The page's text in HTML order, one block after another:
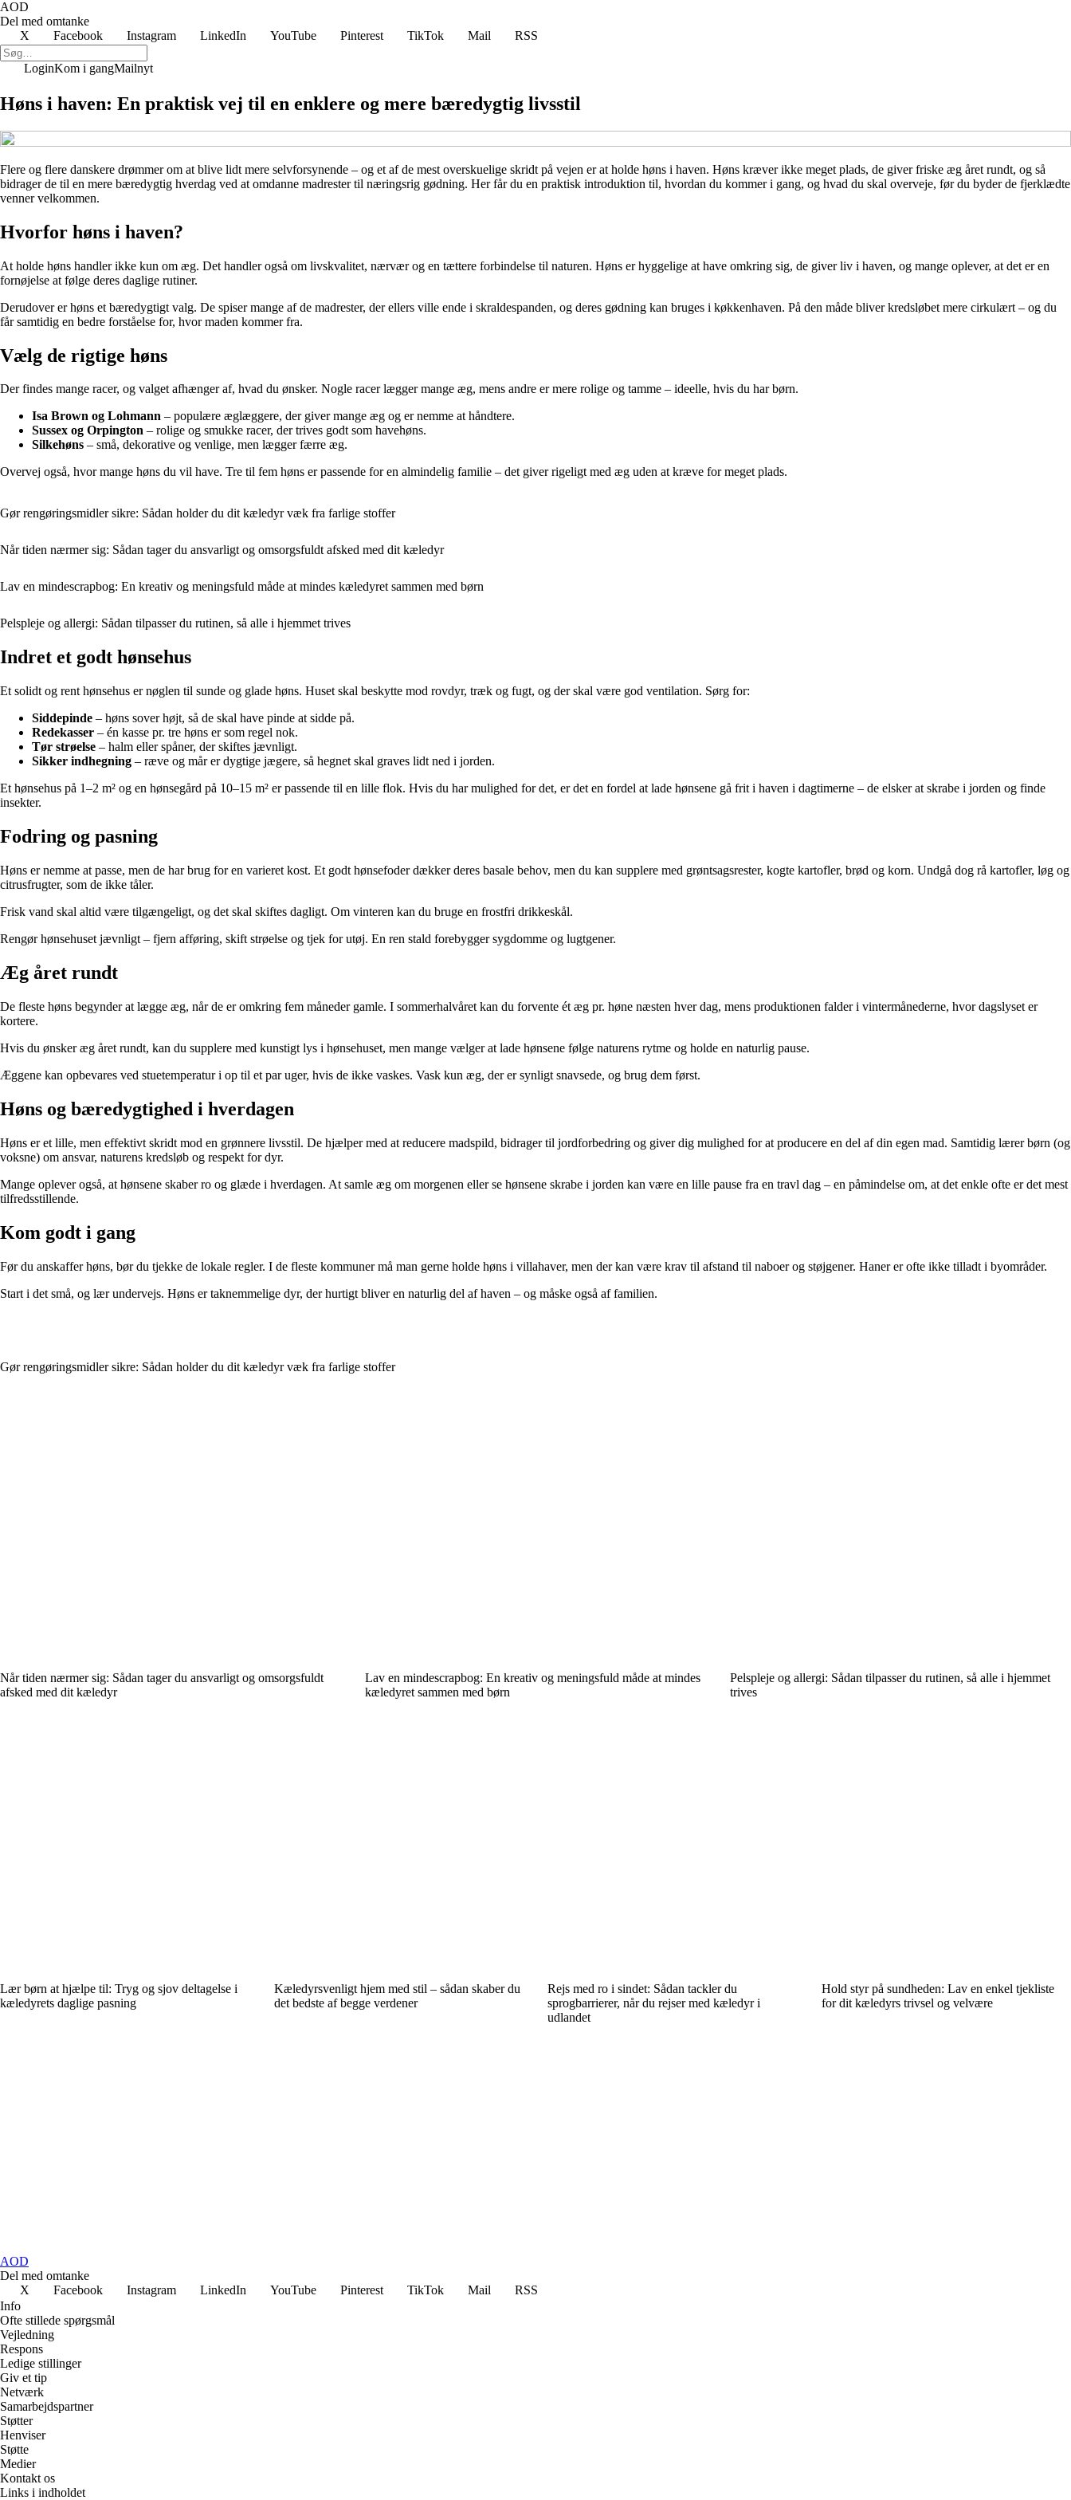
AOD
Del med omtanke
X
Facebook Instagram LinkedIn YouTube Pinterest TikTok Mail RSS
LoginKom i gangMailnyt
Høns i haven: En praktisk vej til en enklere og mere bæredygtig livsstil
Flere og flere danskere drømmer om at blive lidt mere selvforsynende – og et af de mest overskuelige skridt på vejen er at holde høns i haven. Høns kræver ikke meget plads, de giver friske æg året rundt, og så
bidrager de til en mere bæredygtig hverdag ved at omdanne madrester til næringsrig gødning. Her får du en praktisk introduktion til, hvordan du kommer i gang, og hvad du skal overveje, før du byder de fjerklædte
venner velkommen.
Hvorfor høns i haven?
At holde høns handler ikke kun om æg. Det handler også om livskvalitet, nærvær og en tættere forbindelse til naturen. Høns er hyggelige at have omkring sig, de giver liv i haven, og mange oplever, at det er en
fornøjelse at følge deres daglige rutiner.
Derudover er høns et bæredygtigt valg. De spiser mange af de madrester, der ellers ville ende i skraldespanden, og deres gødning kan bruges i køkkenhaven. På den måde bliver kredsløbet mere cirkulært – og du
får samtidig en bedre forståelse for, hvor maden kommer fra.
Vælg de rigtige høns
Der findes mange racer, og valget afhænger af, hvad du ønsker. Nogle racer lægger mange æg, mens andre er mere rolige og tamme – ideelle, hvis du har børn.
Isa Brown og Lohmann – populære æglæggere, der giver mange æg og er nemme at håndtere.
Sussex og Orpington – rolige og smukke racer, der trives godt som havehøns.
Silkehøns – små, dekorative og venlige, men lægger færre æg.
Overvej også, hvor mange høns du vil have. Tre til fem høns er passende for en almindelig familie – det giver rigeligt med æg uden at kræve for meget plads.
Gør rengøringsmidler sikre: Sådan holder du dit kæledyr væk fra farlige stoffer
Når tiden nærmer sig: Sådan tager du ansvarligt og omsorgsfuldt afsked med dit kæledyr
Lav en mindescrapbog: En kreativ og meningsfuld måde at mindes kæledyret sammen med børn
Pelspleje og allergi: Sådan tilpasser du rutinen, så alle i hjemmet trives
Indret et godt hønsehus
Et solidt og rent hønsehus er nøglen til sunde og glade høns. Huset skal beskytte mod rovdyr, træk og fugt, og der skal være god ventilation. Sørg for:
Siddepinde – høns sover højt, så de skal have pinde at sidde på.
Redekasser – én kasse pr. tre høns er som regel nok.
Tør strøelse – halm eller spåner, der skiftes jævnligt.
Sikker indhegning – ræve og mår er dygtige jægere, så hegnet skal graves lidt ned i jorden.
Et hønsehus på 1–2 m² og en hønsegård på 10–15 m² er passende til en lille flok. Hvis du har mulighed for det, er det en fordel at lade hønsene gå frit i haven i dagtimerne – de elsker at skrabe i jorden og finde
insekter.
Fodring og pasning
Høns er nemme at passe, men de har brug for en varieret kost. Et godt hønsefoder dækker deres basale behov, men du kan supplere med grøntsagsrester, kogte kartofler, brød og korn. Undgå dog rå kartofler, løg og
citrusfrugter, som de ikke tåler.
Frisk vand skal altid være tilgængeligt, og det skal skiftes dagligt. Om vinteren kan du bruge en frostfri drikkeskål.
Rengør hønsehuset jævnligt – fjern afføring, skift strøelse og tjek for utøj. En ren stald forebygger sygdomme og lugtgener.
Æg året rundt
De fleste høns begynder at lægge æg, når de er omkring fem måneder gamle. I sommerhalvåret kan du forvente ét æg pr. høne næsten hver dag, mens produktionen falder i vintermånederne, hvor dagslyset er
kortere.
Hvis du ønsker æg året rundt, kan du supplere med kunstigt lys i hønsehuset, men mange vælger at lade hønsene følge naturens rytme og holde en naturlig pause.
Æggene kan opbevares ved stuetemperatur i op til et par uger, hvis de ikke vaskes. Vask kun æg, der er synligt snavsede, og brug dem først.
Høns og bæredygtighed i hverdagen
Høns er et lille, men effektivt skridt mod en grønnere livsstil. De hjælper med at reducere madspild, bidrager til jordforbedring og giver dig mulighed for at producere en del af din egen mad. Samtidig lærer børn (og
voksne) om ansvar, naturens kredsløb og respekt for dyr.
Mange oplever også, at hønsene skaber ro og glæde i hverdagen. At samle æg om morgenen eller se hønsene skrabe i jorden kan være en lille pause fra en travl dag – en påmindelse om, at det enkle ofte er det mest
tilfredsstillende.
Kom godt i gang
Før du anskaffer høns, bør du tjekke de lokale regler. I de fleste kommuner må man gerne holde høns i villahaver, men der kan være krav til afstand til naboer og støjgener. Haner er ofte ikke tilladt i byområder.
Start i det små, og lær undervejs. Høns er taknemmelige dyr, der hurtigt bliver en naturlig del af haven – og måske også af familien.
Gør rengøringsmidler sikre: Sådan holder du dit kæledyr væk fra farlige stoffer
Når tiden nærmer sig: Sådan tager du ansvarligt og omsorgsfuldt
afsked med dit kæledyr
Lav en mindescrapbog: En kreativ og meningsfuld måde at mindes
kæledyret sammen med børn
Pelspleje og allergi: Sådan tilpasser du rutinen, så alle i hjemmet
trives
Lær børn at hjælpe til: Tryg og sjov deltagelse i
kæledyrets daglige pasning
Kæledyrsvenligt hjem med stil – sådan skaber du
det bedste af begge verdener
Rejs med ro i sindet: Sådan tackler du
sprogbarrierer, når du rejser med kæledyr i
udlandet
Hold styr på sundheden: Lav en enkel tjekliste
for dit kæledyrs trivsel og velvære
AOD
Del med omtanke
X
Facebook Instagram LinkedIn YouTube Pinterest TikTok Mail
RSS
Info
Ofte stillede spørgsmål
Vejledning
Respons
Ledige stillinger
Giv et tip
Netværk
Samarbejdspartner
Støtter
Henviser
Støtte
Medier
Kontakt os
Links i indholdet